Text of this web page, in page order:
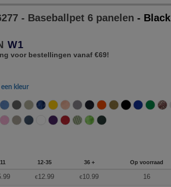
- Baseballpet 6 panelen - Black
W1
voor bestellingen vanaf €69!
een kleur
12-35 36 + Op voorraad
€12.99 €10.99 16